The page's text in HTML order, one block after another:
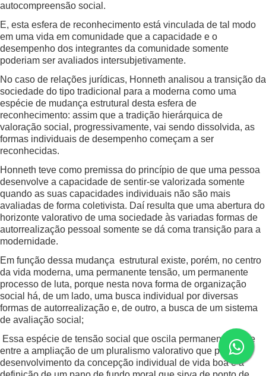
autocompreensão social.
E, esta esfera de reconhecimento está vinculada de tal modo
em uma vida em comunidade que a capacidade e o
desempenho dos integrantes da comunidade somente
poderiam ser avaliados intersubjetivamente.
No caso de relações jurídicas, Honneth analisou a transição da
sociedade do tipo tradicional para a moderna como uma
espécie de mudança estrutural desta esfera de
reconhecimento: assim que a tradição hierárquica de
valoração social, progressivamente, vai sendo dissolvida, as
formas individuais de desempenho começam a ser
reconhecidas.
Honneth teve como premissa do princípio de que uma pessoa
desenvolve a capacidade de sentir-se valorizada somente
quando as suas capacidades individuais não são mais
avaliadas de forma coletivista. Daí resulta que uma abertura do
horizonte valorativo de uma sociedade às variadas formas de
autorrealização pessoal somente se dá coma transição para a
modernidade.
Em função dessa mudança estrutural existe, porém, no centro
da vida moderna, uma permanente tensão, um permanente
processo de luta, porque nesta nova forma de organização
social há, de um lado, uma busca individual por diversas
formas de autorrealização e, de outro, a busca de um sistema
de avaliação social;
Essa espécie de tensão social que oscila permanentemente
entre a ampliação de um pluralismo valorativo que permita o
desenvolvimento da concepção individual de vida boa e a